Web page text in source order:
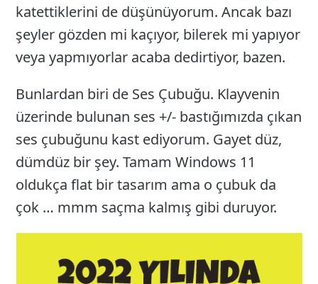
katettiklerini de düşünüyorum. Ancak bazı
şeyler gözden mi kaçıyor, bilerek mi yapıyor
veya yapmıyorlar acaba dedirtiyor, bazen.
Bunlardan biri de Ses Çubuğu. Klayvenin
üzerinde bulunan ses +/- bastığımızda çıkan
ses çubuğunu kast ediyorum. Gayet düz,
dümdüz bir şey. Tamam Windows 11
oldukça flat bir tasarım ama o çubuk da
çok … mmm saçma kalmış gibi duruyor.